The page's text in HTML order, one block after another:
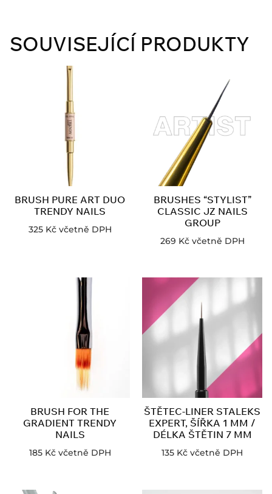
SOUVISEJÍCÍ PRODUKTY
BRUSH PURE ART DUO
TRENDY NAILS
325 Kč včetně DPH
BRUSHES “STYLIST”
CLASSIC JZ NAILS
GROUP
269 Kč včetně DPH
BRUSH FOR THE
GRADIENT TRENDY
NAILS
185 Kč včetně DPH
ŠTĚTEC-LINER STALEKS
EXPERT, ŠÍŘKA 1 MM /
DÉLKA ŠTĚTIN 7 MM
135 Kč včetně DPH